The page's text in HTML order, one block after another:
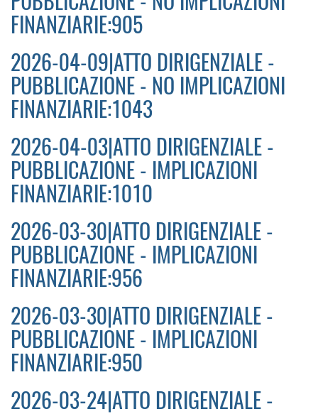
FINANZIARIE:905
2026-04-09|ATTO DIRIGENZIALE -
PUBBLICAZIONE - NO IMPLICAZIONI
FINANZIARIE:1043
2026-04-03|ATTO DIRIGENZIALE -
PUBBLICAZIONE - IMPLICAZIONI
FINANZIARIE:1010
2026-03-30|ATTO DIRIGENZIALE -
PUBBLICAZIONE - IMPLICAZIONI
FINANZIARIE:956
2026-03-30|ATTO DIRIGENZIALE -
PUBBLICAZIONE - IMPLICAZIONI
FINANZIARIE:950
2026-03-24|ATTO DIRIGENZIALE -